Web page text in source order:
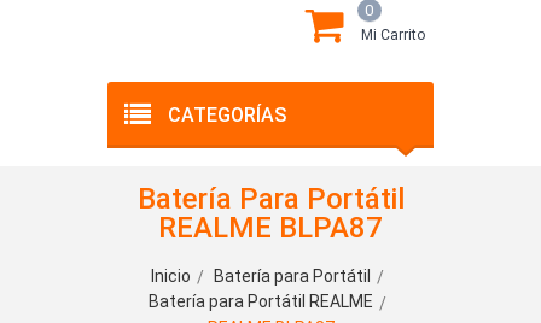
CATEGORÍAS
0
Mi Carrito
Batería Para Portátil
REALME BLPA87
Inicio
Batería para Portátil
Batería para Portátil REALME